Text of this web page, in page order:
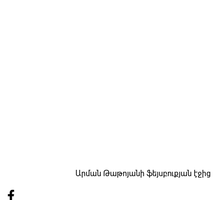
Արման Թաթոյանի ֆեյսբուքյան էջից